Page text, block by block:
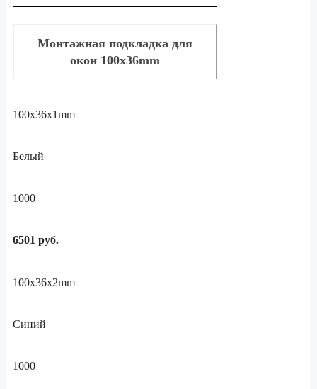
Монтажная подкладка для
окон 100x36mm
100x36x1mm
Белый
1000
6501 руб.
100x36x2mm
Синий
1000